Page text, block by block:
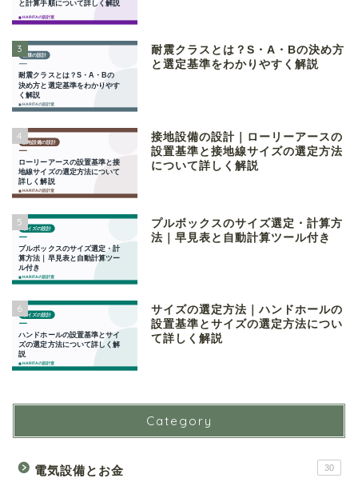
3
耐震クラスとは？S・A・Bの決め方
と選定基準をわかりやすく解説
4
接地設備の設計｜ローリーアースの
設置基準と接地線サイズの選定方法
について詳しく解説
5
プルボックスのサイズ選定・計算方
法｜早見表と自動計算ツール付き
6
サイズの選定方法｜ハンドホールの
設置基準とサイズの選定方法につい
て詳しく解説
Category
電気設備とお金 30